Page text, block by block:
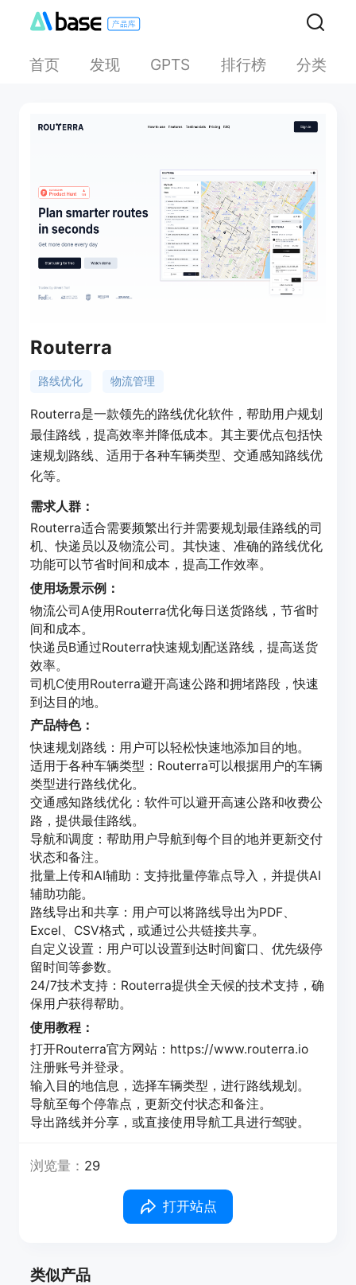
首页 发现 GPTS 排行榜 分类
Routerra
路线优化 物流管理
Routerra是一款领先的路线优化软件，帮助用户规划
最佳路线，提高效率并降低成本。其主要优点包括快
速规划路线、适用于各种车辆类型、交通感知路线优
化等。
需求人群：
Routerra适合需要频繁出行并需要规划最佳路线的司
机、快递员以及物流公司。其快速、准确的路线优化
功能可以节省时间和成本，提高工作效率。
使用场景示例：
物流公司A使用Routerra优化每日送货路线，节省时
间和成本。
快递员B通过Routerra快速规划配送路线，提高送货
效率。
司机C使用Routerra避开高速公路和拥堵路段，快速
到达目的地。
产品特色：
快速规划路线：用户可以轻松快速地添加目的地。
适用于各种车辆类型：Routerra可以根据用户的车辆
类型进行路线优化。
交通感知路线优化：软件可以避开高速公路和收费公
路，提供最佳路线。
导航和调度：帮助用户导航到每个目的地并更新交付
状态和备注。
批量上传和AI辅助：支持批量停靠点导入，并提供AI
辅助功能。
路线导出和共享：用户可以将路线导出为PDF、
Excel、CSV格式，或通过公共链接共享。
自定义设置：用户可以设置到达时间窗口、优先级停
留时间等参数。
24/7技术支持：Routerra提供全天候的技术支持，确
保用户获得帮助。
使用教程：
打开Routerra官方网站：https://www.routerra.io
注册账号并登录。
输入目的地信息，选择车辆类型，进行路线规划。
导航至每个停靠点，更新交付状态和备注。
导出路线并分享，或直接使用导航工具进行驾驶。
浏览量： 29
打开站点
类似产品